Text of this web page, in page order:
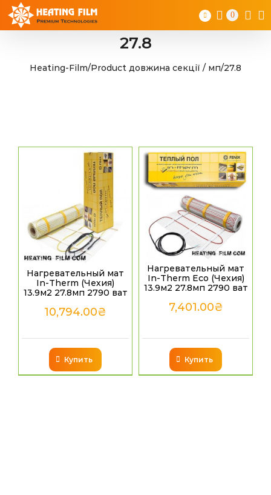
Skip
0
27.8
Heating-Film/Product довжина секції / мп/27.8
Нагревательный мат
In-Therm (Чехия)
13.9м2 27.8мп 2790 ват
10,794.00₴
Купить
Нагревательный мат
In-Therm Eco (Чехия)
13.9м2 27.8мп 2790 ват
7,401.00₴
Купить